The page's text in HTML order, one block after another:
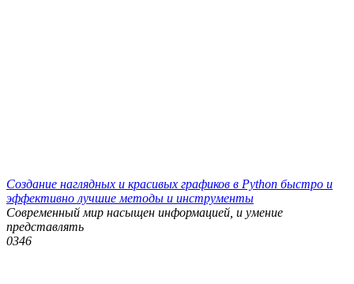
Создание наглядных и красивых графиков в Python быстро и
эффективно лучшие методы и инструменты
Современный мир насыщен информацией, и умение
представлять
0346